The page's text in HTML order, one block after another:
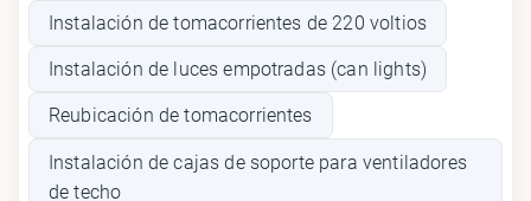
Instalación de tomacorrientes de 220 voltios
Instalación de luces empotradas (can lights)
Reubicación de tomacorrientes
Instalación de cajas de soporte para ventiladores
de techo